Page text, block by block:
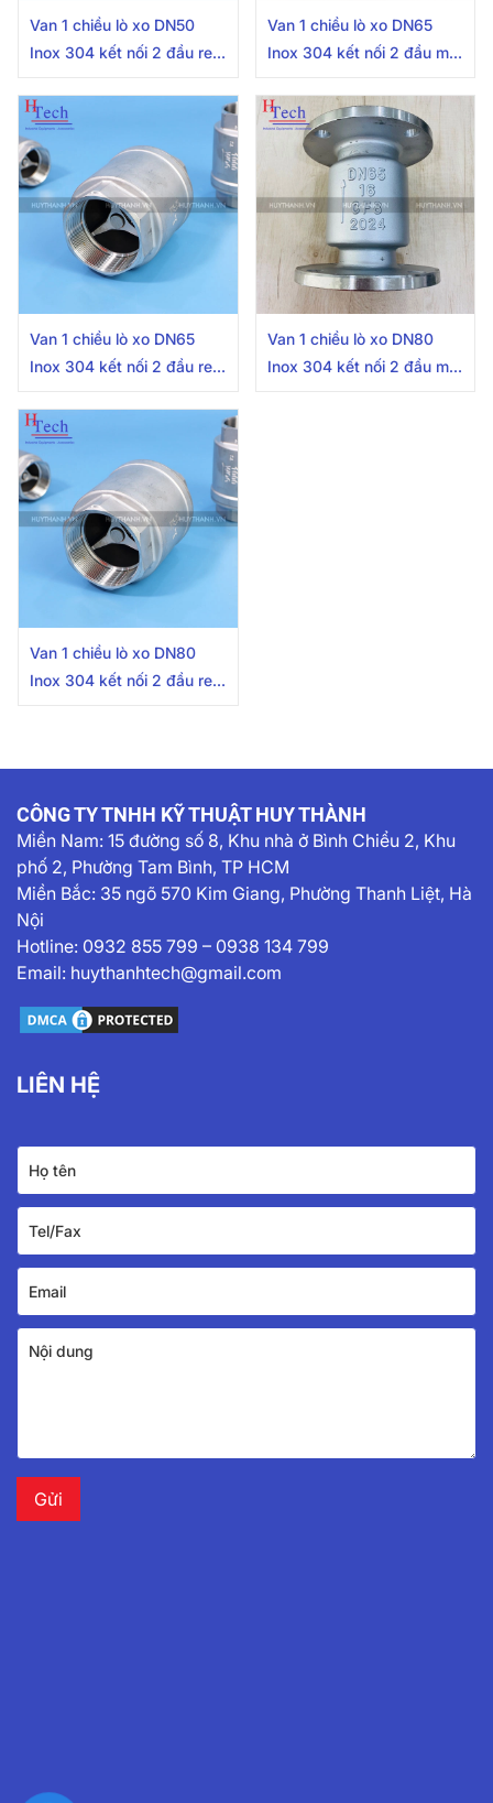
Van 1 chiều lò xo DN50
Inox 304 kết nối 2 đầu ren
Van 1 chiều lò xo DN65
Inox 304 kết nối 2 đầu mặt
Van 1 chiều lò xo DN65
Inox 304 kết nối 2 đầu ren
Van 1 chiều lò xo DN80
Inox 304 kết nối 2 đầu mặt
Van 1 chiều lò xo DN80
Inox 304 kết nối 2 đầu ren
CÔNG TY TNHH KỸ THUẬT HUY THÀNH
Miền Nam: 15 đường số 8, Khu nhà ở Bình Chiểu 2, Khu
phố 2, Phường Tam Bình, TP HCM
Miền Bắc: 35 ngõ 570 Kim Giang, Phường Thanh Liệt, Hà
Nội
Hotline: 0932 855 799 – 0938 134 799
Email: huythanhtech@gmail.com
LIÊN HỆ